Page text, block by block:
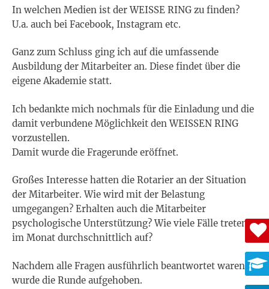
In welchen Medien ist der WEISSE RING zu finden?
U.a. auch bei Facebook, Instagram etc.
Ganz zum Schluss ging ich auf die umfassende
Ausbildung der Mitarbeiter an. Diese findet über die
eigene Akademie statt.
Ich bedankte mich nochmals für die Einladung und die
damit verbundene Möglichkeit den WEISSEN RING
vorzustellen.
Damit wurde die Fragerunde eröffnet.
Großes Interesse hatten die Rotarier an der Situation
der Mitarbeiter. Wie wird mit der Belastung
umgegangen? Erhalten auch die Mitarbeiter
psychologische Unterstützung? Wie viele Fälle treten
im Monat durchschnittlich auf?
Nachdem alle Fragen ausführlich beantwortet waren,
wurde die Runde aufgehoben.